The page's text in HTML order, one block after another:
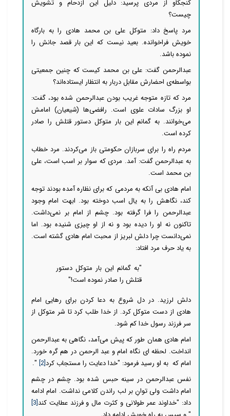
کنجکاو از مردی پرسید: دلیل این ازدحام و تشویش
چیست؟
مرد پاسخ داد: متوکل علی بن محمد هادی را به بارگاه
خویش فراخوانده. بعید نیست که این بار قصد جانش را
نموده باشد.
عبدالرحمن گفت: علی بن محمد کیست که چنین جمعیتی
بواسطه‌ی احضارش مقابل دربار به انتظار ایستاده‌اند؟
مرد که تازه متوجه غریب بودن عبدالرحمن شده بود، گفت:
او بزرگ سادات علوی است. رافضی‌ها (شیعیان) امامش
می‌خوانند. به گمانم این بار متوکل دستور قتلش را صادر
کرده است.
مردم راه را برای سربازان حکومتی باز می‌کردند. مرد خطاب
به عبدالرحمن گفت: آمد. مردی که سوار بر اسب است، علی
بن محمد است.
امام هادی بی آنکه به مردمی که برای نظاره آمده بودند توجه
کند، نگاهش را به یال اسب دوخته بود. ابهت امام وجود
عبدالرحمن را فرا گرفته بود. چشم از امام بر نمی‌داشت.
تاکنون نه او را دیده بود و نه از او چیزی شنیده بود. اما
نمی‌دانست چرا دلش لبریز از محبت امام هادی گشته است.
به یاد حرف مرد افتاد:
"به گمانم این بار متوکل دستور
قتلش را صادر نموده است!"
دلش لرزید. در دل شروع به دعا کردن برای رهایی امام
هادی از دست متوکل کرد. از خدا طلب کرد تا شر متوکل از
سر فرزند رسول خدا کم شود.
امام هادی همان طور که پیش می‌آمد، نگاهی به عبدالرحمن
انداخت. لحظه ای نگاه امام و عبد الرحمن در هم گره خورد.
امام که به او رسید فرمود: "خدا دعايت را مستجاب كرد[2]
".
نفس عبدالرحمن در سینه حبس شده بود. چشم در چشم
امام داشت ولی توانِ بر لب راندن کلامی نداشت. امام ادامه
داد: "خداوند عمر طولانى و كثرت مال و فرزند عطایت كند[3]